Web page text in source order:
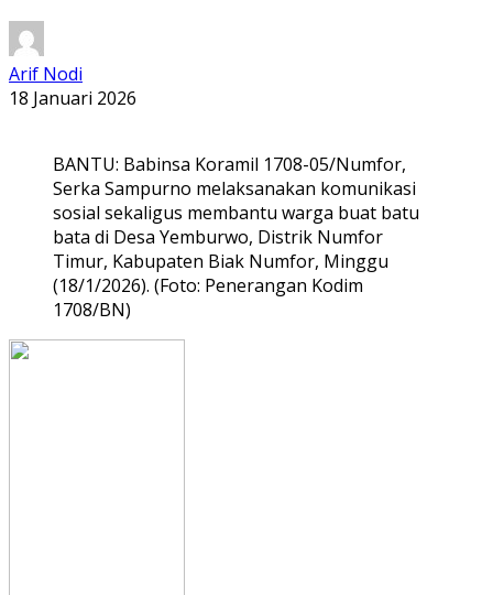
Arif Nodi
18 Januari 2026
BANTU: Babinsa Koramil 1708-05/Numfor,
Serka Sampurno melaksanakan komunikasi
sosial sekaligus membantu warga buat batu
bata di Desa Yemburwo, Distrik Numfor
Timur, Kabupaten Biak Numfor, Minggu
(18/1/2026). (Foto: Penerangan Kodim
1708/BN)